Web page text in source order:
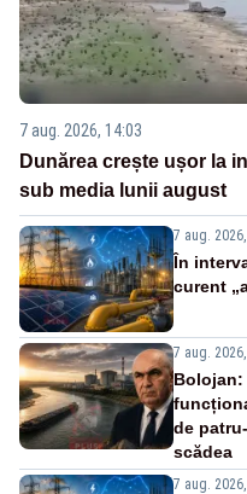
7 aug. 2026, 14:03
Dunărea crește ușor la
sub media lunii august
7 aug.
În
curent
7 aug.
Bolojan:
de
scădea
7 aug.